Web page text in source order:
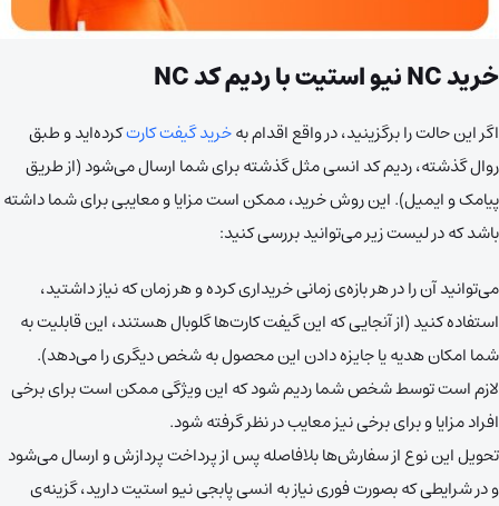
خرید NC نیو استیت با ردیم کد NC
اگر این حالت را برگزینید، در واقع اقدام بهخرید گیفت کارتکرده‌اید و طبق
روال گذشته، ردیم کد انسی مثل گذشته برای شما ارسال می‌شود (از طریق
پیامک و ایمیل). این روش خرید، ممکن است مزایا و معایبی برای شما داشته
باشد که در لیست زیر می‌توانید بررسی کنید:
می‌توانید آن را در هر بازه‌ی زمانی خریداری کرده و هر زمان که نیاز داشتید،
استفاده کنید (از آنجایی که این گیفت کارت‌ها گلوبال هستند، این قابلیت به
شما امکان هدیه یا جایزه دادن این محصول به شخص دیگری را می‌دهد).
لازم است توسط شخص شما ردیم شود که این ویژگی ممکن است برای برخی
افراد مزایا و برای برخی نیز معایب در نظر گرفته شود.
تحویل این نوع از سفارش‌ها بلافاصله پس از پرداخت پردازش و ارسال می‌شود
و در شرایطی که بصورت فوری نیاز به انسی پابجی نیو استیت دارید، گزینه‌ی